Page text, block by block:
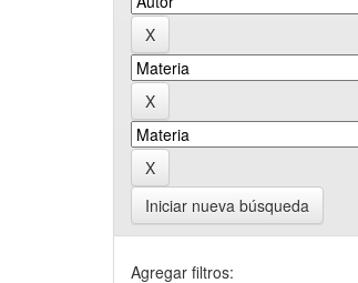
Iniciar nueva búsqueda
Agregar filtros: